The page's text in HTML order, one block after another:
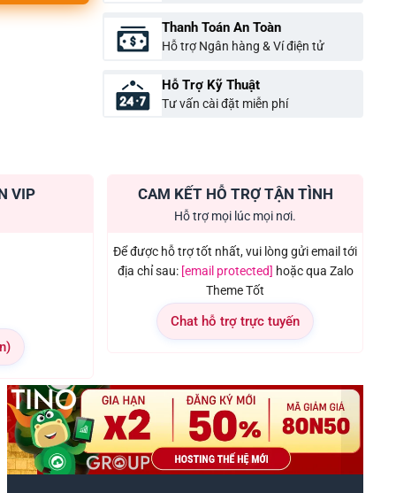
Thanh Toán An Toàn
Hỗ trợ Ngân hàng & Ví điện tử
Hỗ Trợ Kỹ Thuật
Tư vấn cài đặt miễn phí
VIP CAM KẾT HỖ TRỢ TẬN TÌNH
Hỗ trợ mọi lúc mọi nơi.
Để được hỗ trợ tốt nhất, vui lòng gửi email tới
địa chỉ sau: [email protected] hoặc qua Zalo
Theme Tốt
Chat hỗ trợ trực tuyến